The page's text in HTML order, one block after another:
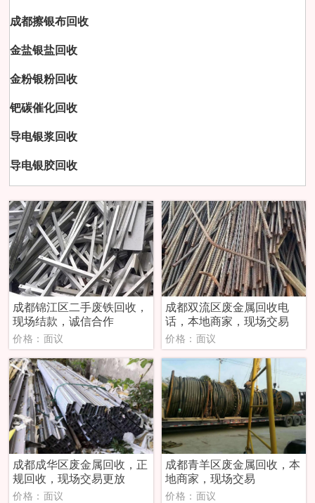
成都擦银布回收
金盐银盐回收
金粉银粉回收
钯碳催化回收
导电银浆回收
导电银胶回收
成都锦江区二手废铁回收，
现场结款，诚信合作
价格：面议
成都双流区废金属回收电
话，本地商家，现场交易
价格：面议
成都成华区废金属回收，正
规回收，现场交易更放
价格：面议
成都青羊区废金属回收，本
地商家，现场交易
价格：面议